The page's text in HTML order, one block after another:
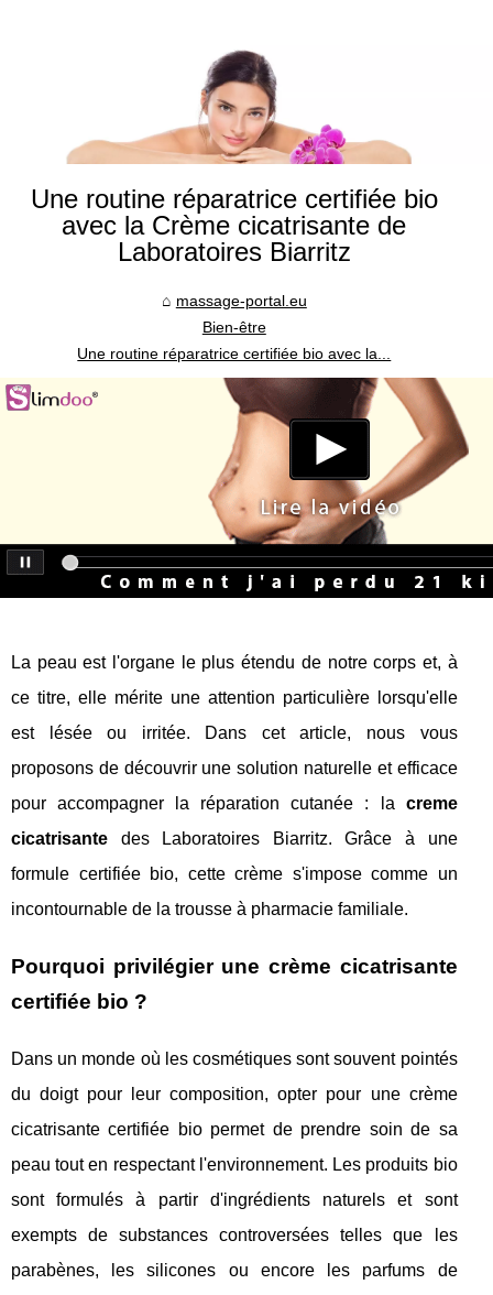
Une routine réparatrice certifiée bio
avec la Crème cicatrisante de
Laboratoires Biarritz
massage-portal.eu
Bien-être
Une routine réparatrice certifiée bio avec la...
La peau est l'organe le plus étendu de notre corps et, à
ce titre, elle mérite une attention particulière lorsqu'elle
est lésée ou irritée. Dans cet article, nous vous
proposons de découvrir une solution naturelle et efficace
pour accompagner la réparation cutanée : la creme
cicatrisante des Laboratoires Biarritz. Grâce à une
formule certifiée bio, cette crème s'impose comme un
incontournable de la trousse à pharmacie familiale.
Pourquoi privilégier une crème cicatrisante
certifiée bio ?
Dans un monde où les cosmétiques sont souvent pointés
du doigt pour leur composition, opter pour une crème
cicatrisante certifiée bio permet de prendre soin de sa
peau tout en respectant l'environnement. Les produits bio
sont formulés à partir d'ingrédients naturels et sont
exempts de substances controversées telles que les
parabènes, les silicones ou encore les parfums de